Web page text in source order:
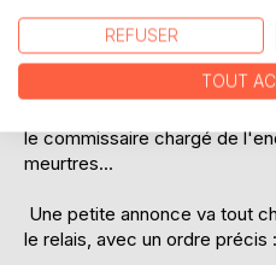
Trois coups de feu, un cri
cadavres tout chauds dans
de fric. Elle était pourtant
le commissaire chargé de
meurtres...
Une petite annonce va tout
le relais, avec un ordre précis
REFUSER
TOUT